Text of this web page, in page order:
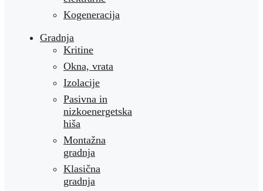
Kogeneracija
Gradnja
Kritine
Okna, vrata
Izolacije
Pasivna in
nizkoenergetska
hiša
Montažna
gradnja
Klasična
gradnja